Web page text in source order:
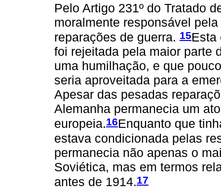
Pelo Artigo 231º do Tratado
moralmente responsável
reparações de guerra. 15Esta
foi rejeitada pela maior parte
uma humilhação, e que
seria aproveitada para a
Apesar das pesadas
Alemanha permanecia um
europeia.16Enquanto que
estava condicionada pelas
permanecia não apenas o
Soviética, mas em termos
antes de 1914.17